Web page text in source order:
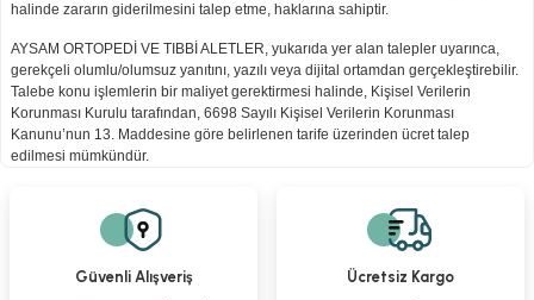
halinde zararın giderilmesini talep etme, haklarına sahiptir.
AYSAM ORTOPEDİ VE TIBBİ ALETLER, yukarıda yer alan talepler uyarınca,
gerekçeli olumlu/olumsuz yanıtını, yazılı veya dijital ortamdan gerçekleştirebilir.
Talebe konu işlemlerin bir maliyet gerektirmesi halinde, Kişisel Verilerin
Korunması Kurulu tarafından, 6698 Sayılı Kişisel Verilerin Korunması
Kanunu’nun 13. Maddesine göre belirlenen tarife üzerinden ücret talep
edilmesi mümkündür.
Güvenli Alışveriş Ücretsiz Kargo